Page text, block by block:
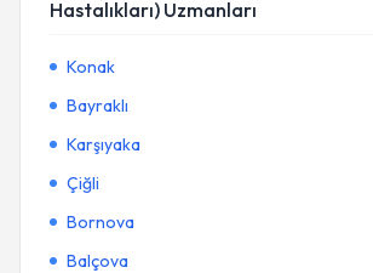
Hastalıkları) Uzmanları
Konak
Bayraklı
Karşıyaka
Çiğli
Bornova
Balçova